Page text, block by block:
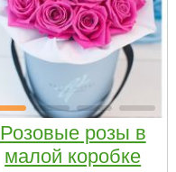
Розовые розы в
малой коробке